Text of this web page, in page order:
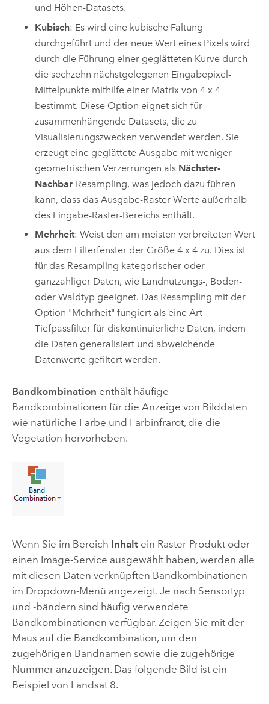
und Höhen-Datasets.
Kubisch: Es wird eine kubische Faltung
durchgeführt und der neue Wert eines Pixels wird
durch die Führung einer geglätteten Kurve durch
die sechzehn nächstgelegenen Eingabepixel-
Mittelpunkte mithilfe einer Matrix von 4 x 4
bestimmt. Diese Option eignet sich für
zusammenhängende Datasets, die zu
Visualisierungszwecken verwendet werden. Sie
erzeugt eine geglättete Ausgabe mit weniger
geometrischen Verzerrungen als Nächster-
Nachbar-Resampling, was jedoch dazu führen
kann, dass das Ausgabe-Raster Werte außerhalb
des Eingabe-Raster-Bereichs enthält.
Mehrheit: Weist den am meisten verbreiteten Wert
aus dem Filterfenster der Größe 4 x 4 zu. Dies ist
für das Resampling kategorischer oder
ganzzahliger Daten, wie Landnutzungs-, Boden-
oder Waldtyp geeignet. Das Resampling mit der
Option "Mehrheit" fungiert als eine Art
Tiefpassfilter für diskontinuierliche Daten, indem
die Daten generalisiert und abweichende
Datenwerte gefiltert werden.
Bandkombination enthält häufige
Bandkombinationen für die Anzeige von Bilddaten
wie natürliche Farbe und Farbinfrarot, die die
Vegetation hervorheben.
Wenn Sie im Bereich Inhalt ein Raster-Produkt oder
einen Image-Service ausgewählt haben, werden alle
mit diesen Daten verknüpften Bandkombinationen
im Dropdown-Menü angezeigt. Je nach Sensortyp
und -bändern sind häufig verwendete
Bandkombinationen verfügbar. Zeigen Sie mit der
Maus auf die Bandkombination, um den
zugehörigen Bandnamen sowie die zugehörige
Nummer anzuzeigen. Das folgende Bild ist ein
Beispiel von Landsat 8.